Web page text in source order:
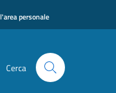
personale
Cerca